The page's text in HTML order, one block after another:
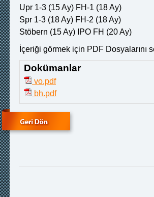
Upr 1-3 (15 Ay) FH-1 (18 Ay)
Spr 1-3 (18 Ay) FH-2 (18 Ay)
Stöbern (15 Ay) IPO FH (20 Ay)
İçeriği görmek için PDF Dosyalarını
Dokümanlar
vo.pdf
bh.pdf